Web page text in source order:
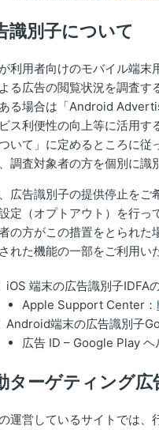
識別子について
利用者向けのモバイル端
る広告の閲覧状況を調査
る場合は「Android
ス利便性の向上等に活用す
いて」に定めるところに従
調査対象者の方を個別に識
広告識別子の提供停止を
定（オプトアウト）を行っ
の方がこの措置をとられた
れた機能の一部をご利用い
iOS 端末の広告識別子IDFA
Apple Support Center：
Android端末の広告識別子
広告 ID – Google Play ヘ
ターゲティング広
運営しているサイトでは